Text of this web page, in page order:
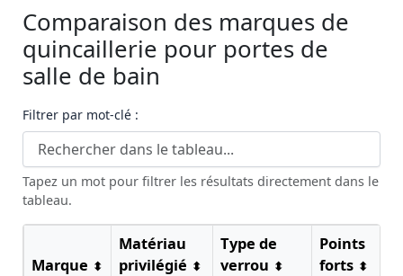
Comparaison des marques de
quincaillerie pour portes de
salle de bain
Filtrer par mot-clé :
Tapez un mot pour filtrer les résultats directement dans le
tableau.
Marque ⬍
Matériau
privilégié ⬍
Type de
verrou ⬍
Points
forts ⬍